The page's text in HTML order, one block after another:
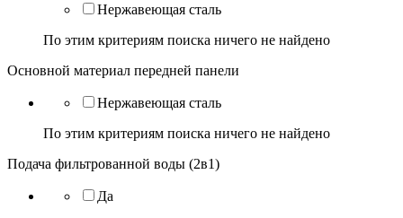
Нержавеющая сталь
По этим критериям поиска ничего не найдено
Основной материал передней панели
Нержавеющая сталь
По этим критериям поиска ничего не найдено
Подача фильтрованной воды (2в1)
Да